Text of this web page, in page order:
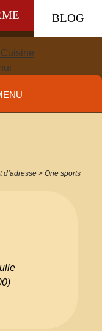
BLOG
d’adresse > One sports